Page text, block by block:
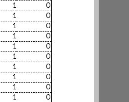
1
0
1
0
1
0
1
0
1
0
1
0
1
0
1
0
1
0
1
0